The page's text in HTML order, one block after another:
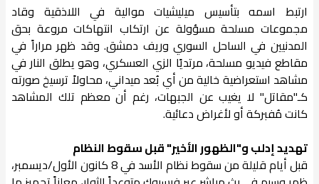
ارتبط اسمه بتأسيس ميليشيات موالية في اللاذقية وقاد
مجموعات مسلحة مسؤولة عن ارتكاب انتهاكات مروعة بحق
المدنيين في الساحل السوري وريف دمشق. وقد ظهر مراراً في
مقاطع فيديو مسلحة، مرتديًا الزي العسكري، وهو يطلق النار في
مشاهد استعراضية خالية من أي بُعد ميداني، محاولاً ترسيخ صورته
كـ"مقاتل" لا يغيب عن الجبهات، رغم أن معظم تلك المشاهد
كانت مُفبركة أو لأغراض دعائية.
تهديد إدلب و"الظهور الأخير" قبل سقوط النظام
قبل أيام قليلة من سقوط نظام الأسد في 8 كانون الأول/ديسمبر،